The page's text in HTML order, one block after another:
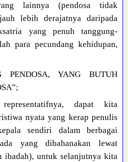
lainnya (pendosa tidak
lebih derajatnya daripada
yang penuh tanggung-
para pecundang kehidupan,
PENDOSA, YANG BUTUH
dapat kita
nyata yang kerap penulis
sendiri dalam berbagai
yang dibahanakan lewat
ibadah), untuk selanjutnya kita